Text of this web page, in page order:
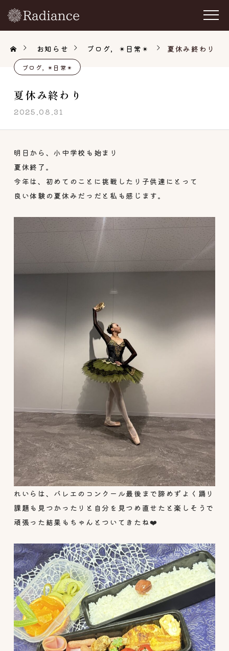
お知らせ ブログ ✴︎日常✴︎ 夏休み終わり
ブログ ✴︎日常✴︎
夏休み終わり
2025.08.31
明日から、小中学校も始まり
夏休終了。
今年は、初めてのことに挑戦したり子供達にとって
良い体験の夏休みだっだと私も感じます。
れいらは、バレエのコンクール最後まで諦めずよく踊り
課題も見つかったりと自分を見つめ直せたと楽しそうで
頑張った結果もちゃんとついてきたね❤️